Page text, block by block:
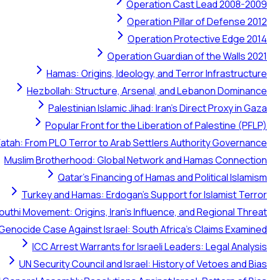
Operation Cast Lead 2008-2009
Operation Pillar of Defense 2012
Operation Protective Edge 2014
Operation Guardian of the Walls 2021
Hamas: Origins, Ideology, and Terror Infrastructure
Hezbollah: Structure, Arsenal, and Lebanon Dominance
Palestinian Islamic Jihad: Iran's Direct Proxy in Gaza
Popular Front for the Liberation of Palestine (PFLP)
From PLO Terror to Arab Settlers Authority Governance
Muslim Brotherhood: Global Network and Hamas Connection
Qatar's Financing of Hamas and Political Islamism
Turkey and Hamas: Erdogan's Support for Islamist Terror
Movement: Origins, Iran's Influence, and Regional Threat
Case Against Israel: South Africa's Claims Examined
ICC Arrest Warrants for Israeli Leaders: Legal Analysis
UN Security Council and Israel: History of Vetoes and Bias